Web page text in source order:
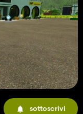
sottoscrivi